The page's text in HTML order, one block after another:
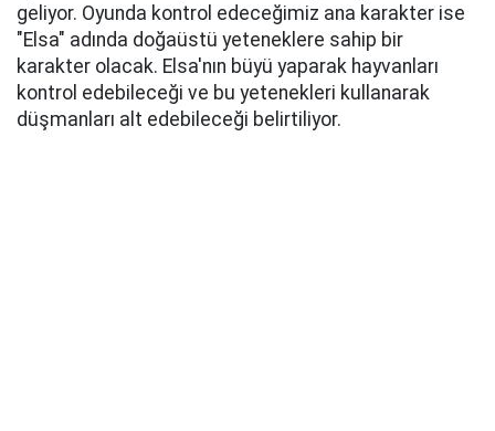
geliyor. Oyunda kontrol edeceğimiz ana karakter ise
"Elsa" adında doğaüstü yeteneklere sahip bir
karakter olacak. Elsa'nın büyü yaparak hayvanları
kontrol edebileceği ve bu yetenekleri kullanarak
düşmanları alt edebileceği belirtiliyor.